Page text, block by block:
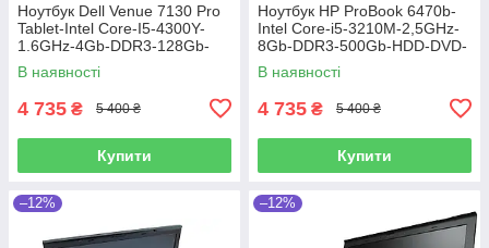
Ноутбук Dell Venue 7130 Pro
Tablet-Intel Core-I5-4300Y-
1.6GHz-4Gb-DDR3-128Gb-
SSD-W10.8-FHD-Web-IPS-
(B)-Б/B
В наявності
4 735 ₴ 5 400 ₴
Купити
Ноутбук HP ProBook 6470b-
Intel Core-i5-3210M-2,5GHz-
8Gb-DDR3-500Gb-HDD-DVD-
R-W14-HD-Web-(B)-Б/В
В наявності
4 735 ₴ 5 400 ₴
Купити
–12% –12%